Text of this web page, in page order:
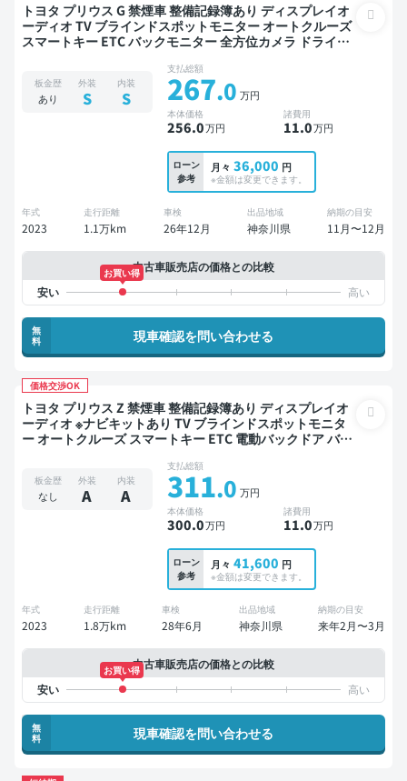
トヨタ プリウス G 禁煙車 整備記録簿あり ディスプレイオ
ーディオ TV ブラインドスポットモニター オートクルーズ
スマートキー ETC バックモニター 全方位カメラ ドライブ
板金歴
あり
外装
S
内装
S
支払総額
267.0 万円
本体価格
256.0万円
諸費用
11.0万円
ローン
参考
月々 36,000 円
※金額は変更できます。
年式
2023
走行距離
1.1万km
車検
26年12月
出品地域
神奈川県
納期の目安
11月〜12月
中古車販売店の価格との比較
お買い得
無
料
現車確認を問い合わせる
価格交渉OK
トヨタ プリウス Z 禁煙車 整備記録簿あり ディスプレイオ
ーディオ ※ナビキットあり TV ブラインドスポットモニタ
ー オートクルーズ スマートキー ETC 電動バックドア バッ
板金歴
なし
外装
A
内装
A
支払総額
311.0 万円
本体価格
300.0万円
諸費用
11.0万円
ローン
参考
月々 41,600 円
※金額は変更できます。
年式
2023
走行距離
1.8万km
車検
28年6月
出品地域
神奈川県
納期の目安
来年2月〜3月
中古車販売店の価格との比較
お買い得
無
料
現車確認を問い合わせる